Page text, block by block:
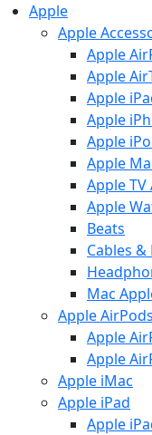
Apple
Apple
Apple
Apple
Apple
Apple
Apple
Apple
Apple TV
Apple
Beats
Cables &
Mac
Apple AirPods
Apple
Apple
Apple iMac
Apple iPad
Apple